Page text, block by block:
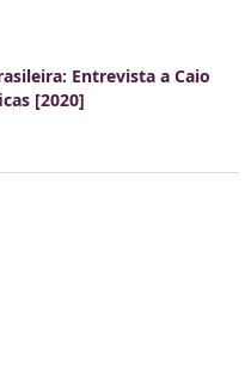
Entrevista a Caio
Souto em Conversações Filosóficas [2020]